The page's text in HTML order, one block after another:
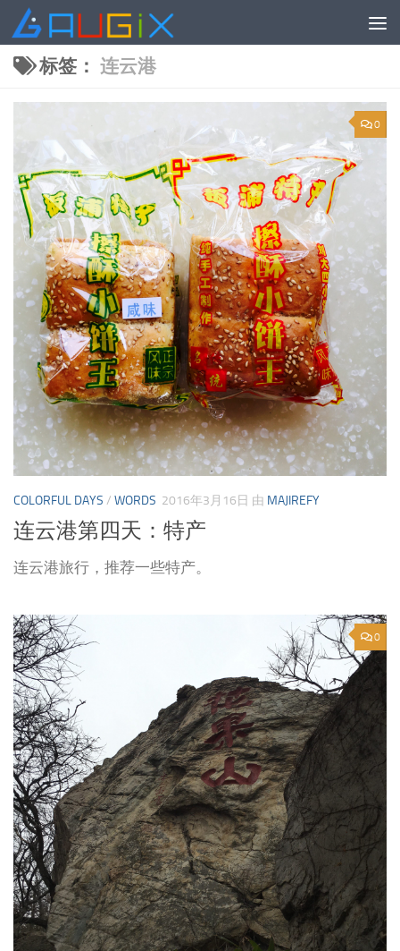
跳至内容
标签： 连云港
0
COLORFUL DAYS / WORDS 2016年3月16日 由 MAJIREFY
连云港第四天：特产
连云港旅行，推荐一些特产。
0